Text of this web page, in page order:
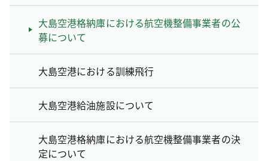
大島空港格納庫における航空機整備事業者の公
募について
大島空港における訓練飛行
大島空港給油施設について
大島空港格納庫における航空機整備事業者の決
定について